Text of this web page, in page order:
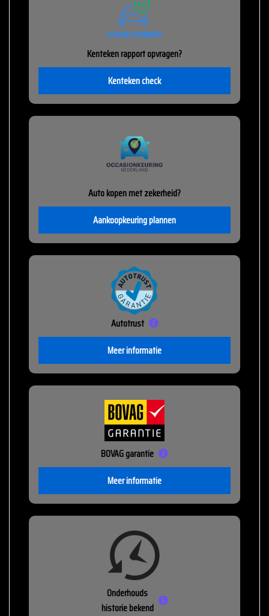
Kenteken rapport opvragen?
Kenteken check
Auto kopen met zekerheid?
Aankoopkeuring plannen
Autotrust
Meer informatie
BOVAG garantie
Meer informatie
Onderhouds
historie bekend